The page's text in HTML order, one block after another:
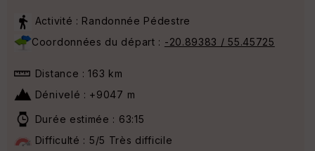
Activité : Randonnée Pédestre
Coordonnées du départ : -20.89383 / 55.45725
Distance : 163 km
Dénivelé : +9047 m
Durée estimée : 63:15
Difficulté : 5/5 Très difficile